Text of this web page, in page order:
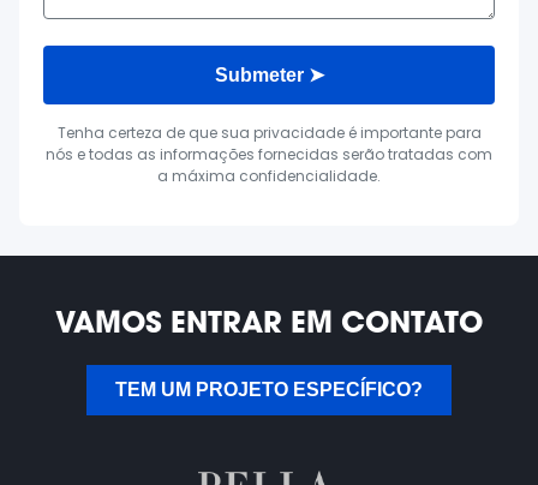
Submeter ➤
Tenha certeza de que sua privacidade é importante para
nós e todas as informações fornecidas serão tratadas com
a máxima confidencialidade.
VAMOS ENTRAR EM CONTATO
TEM UM PROJETO ESPECÍFICO?